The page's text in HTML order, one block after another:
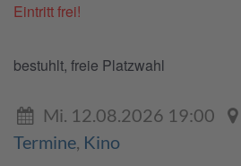
Eintritt frei!
bestuhlt, freie Platzwahl
Mi. 12.08.2026 19:00
Termine, Kino